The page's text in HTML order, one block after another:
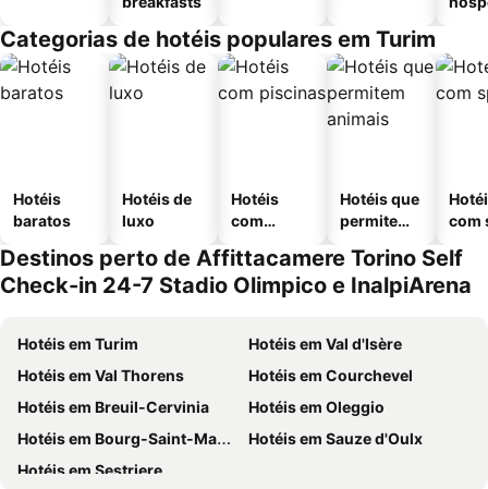
Categorias de hotéis populares em Turim
Hotéis
baratos
Hotéis de
luxo
Hotéis
com
Hotéis que
permitem
com
Destinos perto de Affittacamere Torino Self
Check-in 24-7 Stadio Olimpico e InalpiArena
Hotéis em Turim
Hotéis em Val d'Isère
Hotéis em Val Thorens
Hotéis em Courchevel
Hotéis em Breuil-Cervinia
Hotéis em Oleggio
Hotéis em Bourg-Saint-Maurice
Hotéis em Sauze d'Oulx
Hotéis em Sestriere